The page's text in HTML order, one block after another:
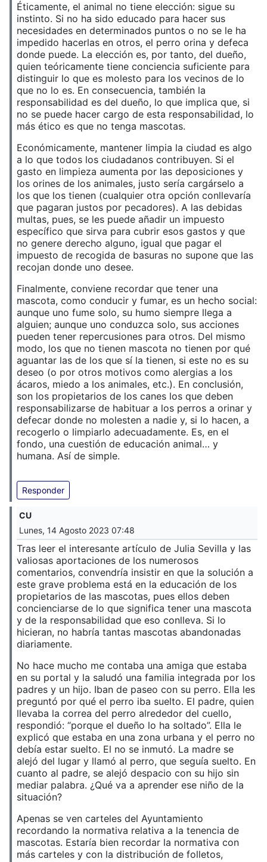
Éticamente, el animal no tiene elección: sigue su
instinto. Si no ha sido educado para hacer sus
necesidades en determinados puntos o no se le ha
impedido hacerlas en otros, el perro orina y defeca
donde puede. La elección es, por tanto, del dueño,
quien teóricamente tiene conciencia suficiente para
distinguir lo que es molesto para los vecinos de lo
que no lo es. En consecuencia, también la
responsabilidad es del dueño, lo que implica que, si
no se puede hacer cargo de esta responsabilidad, lo
más ético es que no tenga mascotas.
Económicamente, mantener limpia la ciudad es algo
a lo que todos los ciudadanos contribuyen. Si el
gasto en limpieza aumenta por las deposiciones y
los orines de los animales, justo sería cargárselo a
los que los tienen (cualquier otra opción conllevaría
que pagaran justos por pecadores). A las debidas
multas, pues, se les puede añadir un impuesto
específico que sirva para cubrir esos gastos y que
no genere derecho alguno, igual que pagar el
impuesto de recogida de basuras no supone que las
recojan donde uno desee.
Finalmente, conviene recordar que tener una
mascota, como conducir y fumar, es un hecho social:
aunque uno fume solo, su humo siempre llega a
alguien; aunque uno conduzca solo, sus acciones
pueden tener repercusiones para otros. Del mismo
modo, los que no tienen mascota no tienen por qué
aguantar las de los que sí la tienen, si este no es su
deseo (o por otros motivos como alergias a los
ácaros, miedo a los animales, etc.). En conclusión,
son los propietarios de los canes los que deben
responsabilizarse de habituar a los perros a orinar y
defecar donde no molesten a nadie y, si lo hacen, a
recogerlo o limpiarlo adecuadamente. Es, en el
fondo, una cuestión de educación animal… y
humana. Así de simple.
Responder
CU
Lunes, 14 Agosto 2023 07:48
Tras leer el interesante artículo de Julia Sevilla y las
valiosas aportaciones de los numerosos
comentarios, convendría insistir en que la solución a
este grave problema está en la educación de los
propietarios de las mascotas, pues ellos deben
concienciarse de lo que significa tener una mascota
y de la responsabilidad que eso conlleva. Si lo
hicieran, no habría tantas mascotas abandonadas
diariamente.
No hace mucho me contaba una amiga que estaba
en su portal y la saludó una familia integrada por los
padres y un hijo. Iban de paseo con su perro. Ella les
preguntó por qué el perro iba suelto. El padre, quien
llevaba la correa del perro alrededor del cuello,
respondió: “porque el dueño lo ha soltado”. Ella le
explicó que estaba en una zona urbana y el perro no
debía estar suelto. El no se inmutó. La madre se
alejó del lugar y llamó al perro, que seguía suelto. En
cuanto al padre, se alejó despacio con su hijo sin
mediar palabra. ¿Qué va a aprender ese niño de la
situación?
Apenas se ven carteles del Ayuntamiento
recordando la normativa relativa a la tenencia de
mascotas. Estaría bien recordar la normativa con
más carteles y con la distribución de folletos,